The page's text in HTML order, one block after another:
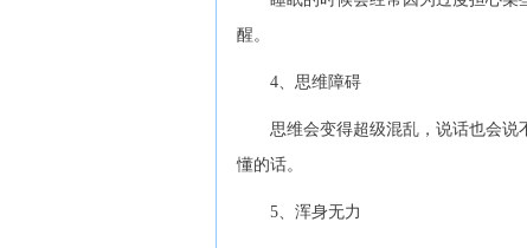
醒。
4、思维障碍
思维会变得超级混乱，说话也会说
懂的话。
5、浑身无力